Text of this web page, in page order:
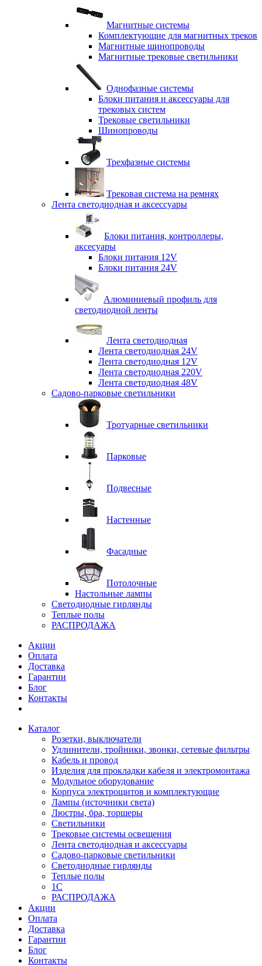
Магнитные системы
Комплектующие для магнитных треков
Магнитные шинопроводы
Магнитные трековые светильники
Однофазные системы
Блоки питания и аксессуары для
трековых систем
Трековые светильники
Шинопроводы
Трехфазные системы
Трековая система на ремнях
Лента светодиодная и аксессуары
Блоки питания, контроллеры,
аксесуары
Блоки питания 12V
Блоки питания 24V
Алюминиевый профиль для
светодиодной ленты
Лента светодиодная
Лента светодиодная 24V
Лента светодиодная 12V
Лента светодиодная 220V
Лента светодиодная 48V
Садово-парковые светильники
Тротуарные светильники
Парковые
Подвесные
Настенные
Фасадные
Потолочные
Настольные лампы
Светодиодные гирлянды
Теплые полы
РАСПРОДАЖА
Акции
Оплата
Доставка
Гарантии
Блог
Контакты
Каталог
Розетки, выключатели
Удлинители, тройники, звонки, сетевые фильтры
Кабель и провод
Изделия для прокладки кабеля и электромонтажа
Модульное оборудование
Корпуса электрощитов и комплектующие
Лампы (источники света)
Люстры, бра, торшеры
Светильники
Трековые системы освещения
Лента светодиодная и аксессуары
Садово-парковые светильники
Светодиодные гирлянды
Теплые полы
1С
РАСПРОДАЖА
Акции
Оплата
Доставка
Гарантии
Блог
Контакты